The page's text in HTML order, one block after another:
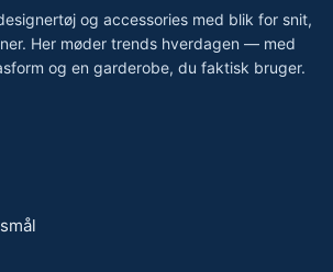
og accessories med blik for snit,
Her møder trends hverdagen — med
og en garderobe, du faktisk bruger.